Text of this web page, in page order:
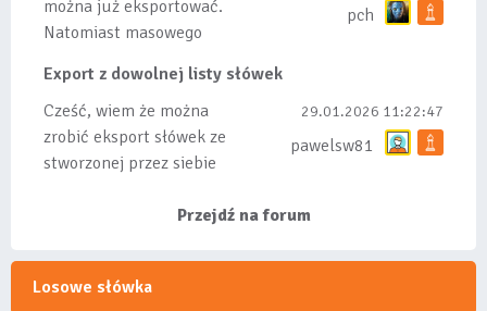
można już eksportować.
Natomiast masowego
bo wiąże się...
pch
Export z dowolnej listy słówek
Cześć, wiem że można
zrobić eksport słówek ze
stworzonej przez siebie
29.01.2026 11:22:47
pawelsw81
Przejdź na forum
Losowe słówka